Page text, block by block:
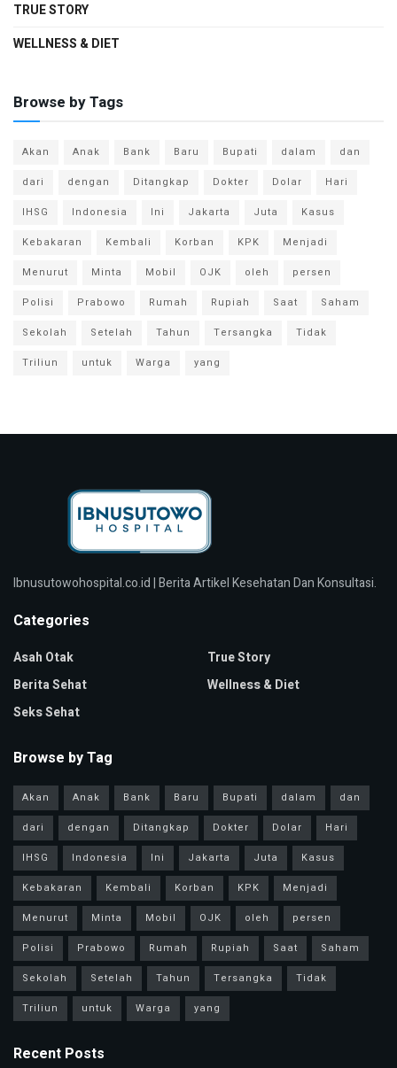
TRUE STORY
WELLNESS & DIET
Browse by Tags
Akan Anak Bank Baru Bupati dalam
dan
dari
dengan Ditangkap Dokter Dolar
Hari
IHSG
Indonesia Ini Jakarta Juta
Kasus
Kebakaran
Kembali Korban KPK
Menjadi
Menurut
Minta Mobil OJK oleh
persen
Polisi
Prabowo Rumah Rupiah Saat
Saham
Sekolah
Setelah Tahun Tersangka
Tidak
Triliun
untuk Warga yang
Ibnusutowohospital.co.id | Berita Artikel Kesehatan Dan Konsultasi.
Categories
Asah Otak
Berita Sehat
Seks Sehat
True Story
Wellness & Diet
Browse by Tag
Akan Anak Bank Baru Bupati dalam
dan
dari
dengan Ditangkap Dokter Dolar
Hari
IHSG
Indonesia Ini Jakarta Juta
Kasus
Kebakaran
Kembali Korban KPK
Menjadi
Menurut
Minta Mobil OJK oleh
persen
Polisi
Prabowo Rumah Rupiah Saat
Saham
Sekolah
Setelah Tahun Tersangka
Tidak
Triliun
untuk Warga yang
Recent Posts